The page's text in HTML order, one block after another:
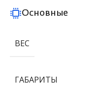
Основные
ВЕС
ГАБАРИТЫ